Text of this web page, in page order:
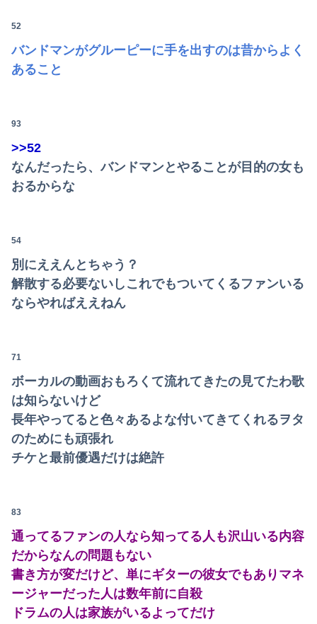
52
バンドマンがグルーピーに手を出すのは昔からよく
あること
93
>>52
なんだったら、バンドマンとやることが目的の女も
おるからな
54
別にええんとちゃう？
解散する必要ないしこれでもついてくるファンいる
ならやればええねん
71
ボーカルの動画おもろくて流れてきたの見てたわ歌
は知らないけど
長年やってると色々あるよな付いてきてくれるヲタ
のためにも頑張れ
チケと最前優遇だけは絶許
83
通ってるファンの人なら知ってる人も沢山いる内容
だからなんの問題もない
書き方が変だけど、単にギターの彼女でもありマネ
ージャーだった人は数年前に自殺
ドラムの人は家族がいるよってだけ